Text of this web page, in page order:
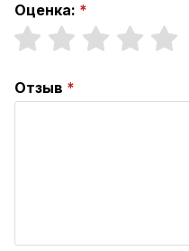
Оценка:
Отзыв